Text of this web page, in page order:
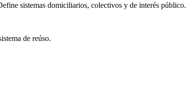
sistemas domiciliarios, colectivos y de interés público.
de reúso.